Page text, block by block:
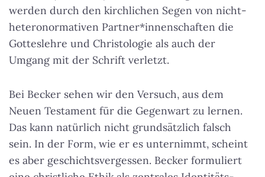
werden durch den kirchlichen Segen von nicht-
heteronormativen Partner*innenschaften die
Gotteslehre und Christologie als auch der
Umgang mit der Schrift verletzt.
Bei Becker sehen wir den Versuch, aus dem
Neuen Testament für die Gegenwart zu lernen.
Das kann natürlich nicht grundsätzlich falsch
sein. In der Form, wie er es unternimmt, scheint
es aber geschichtsvergessen. Becker formuliert